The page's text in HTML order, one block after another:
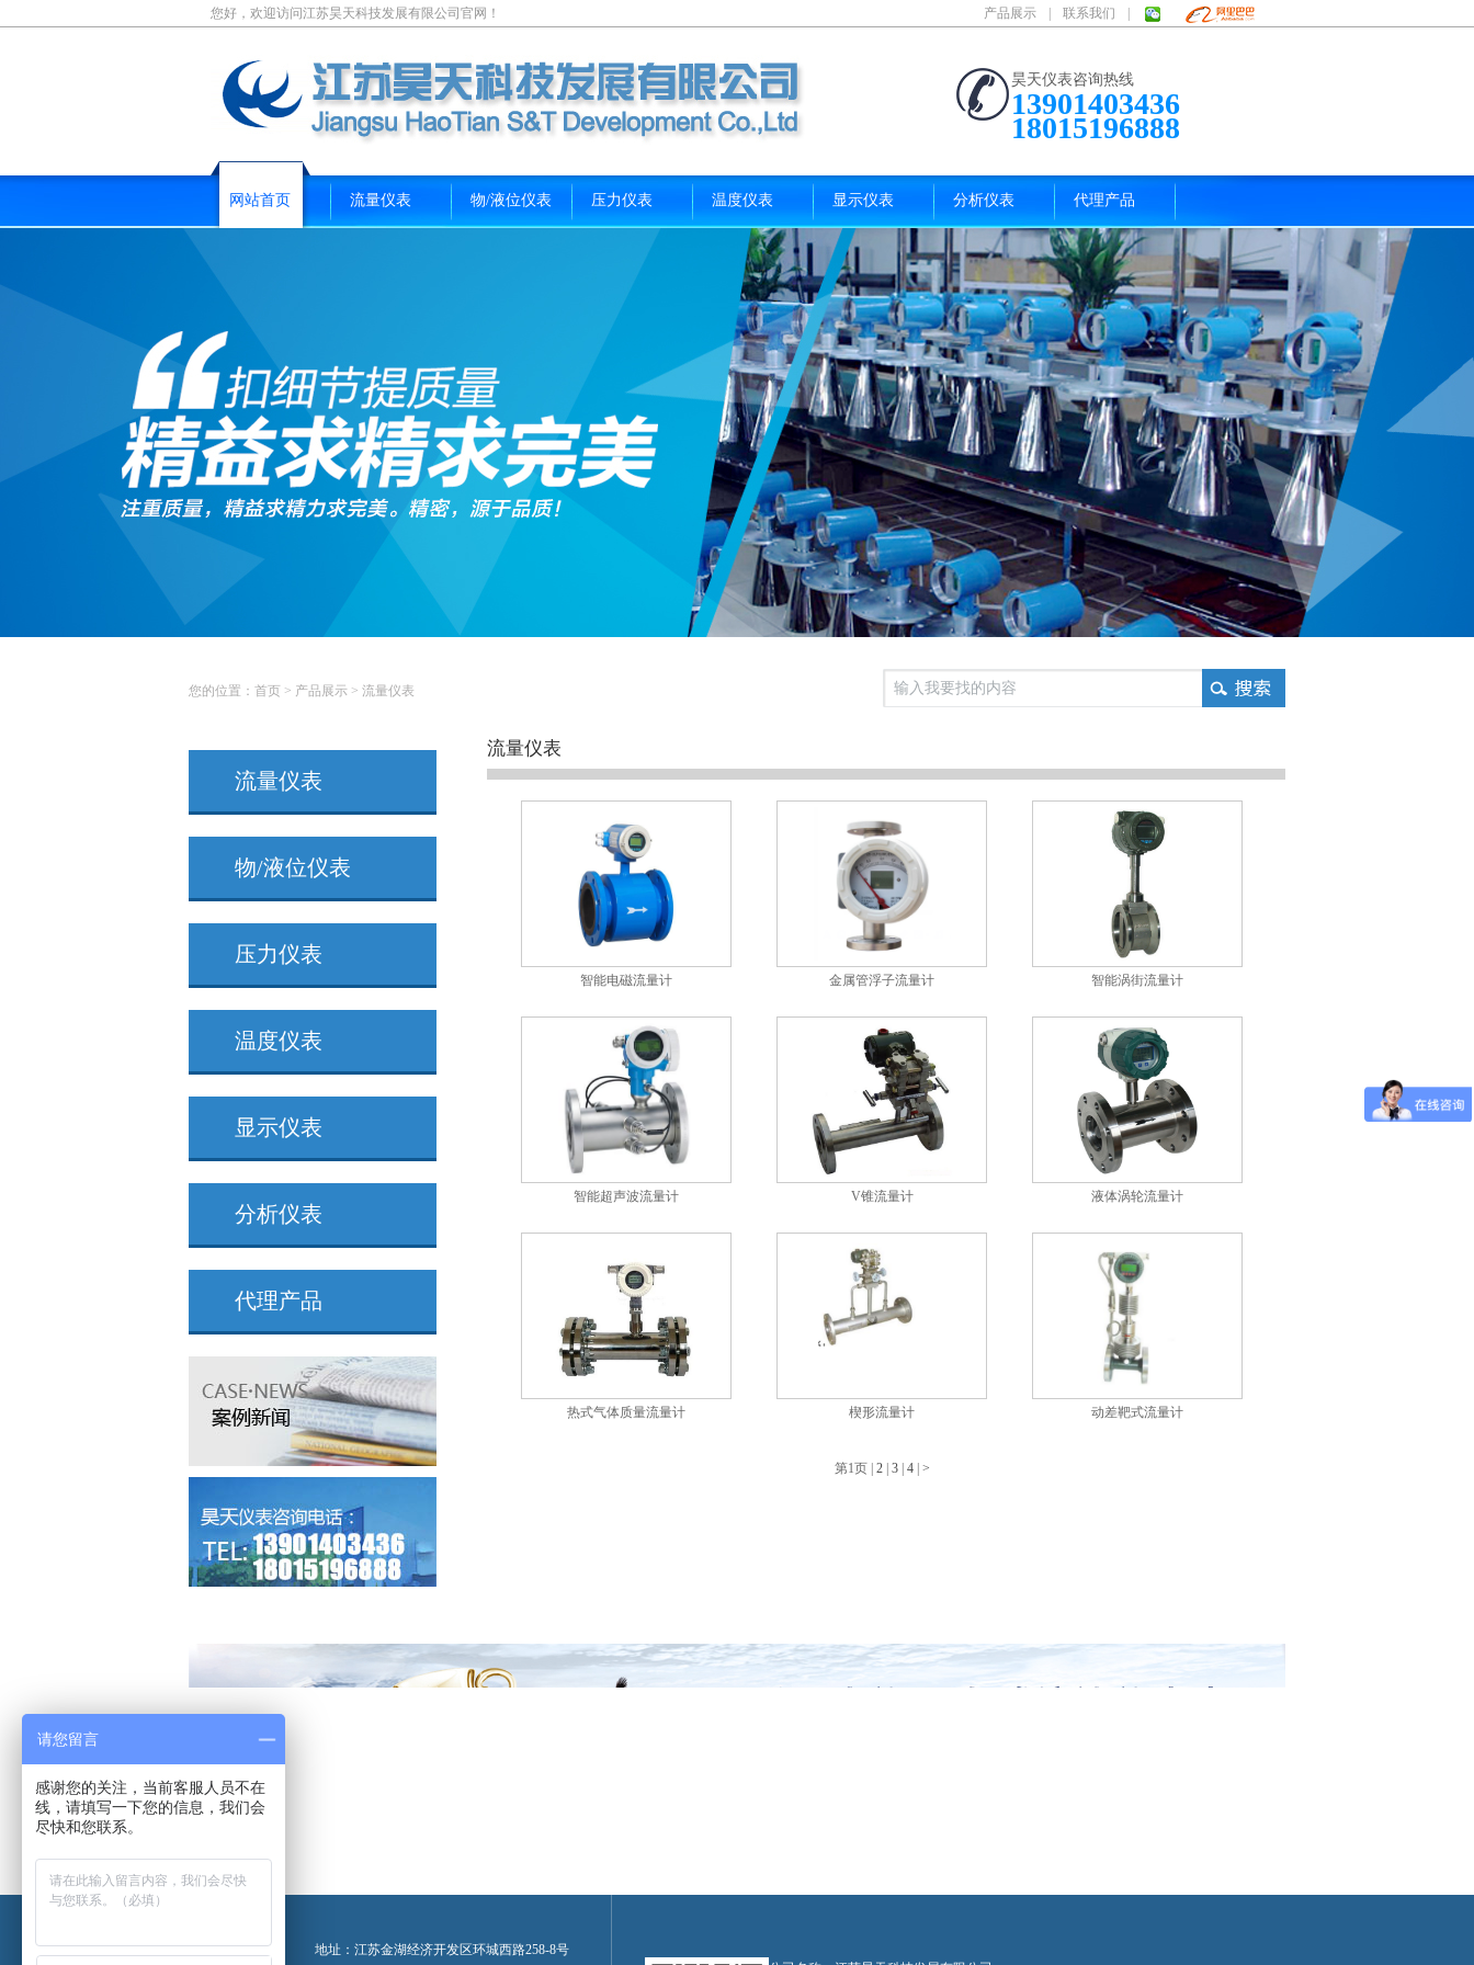
产品展示 联系我们
您好，欢迎访问江苏昊天科技发展有限公司官网！
昊天仪表咨询热线
13901403436
18015196888
网站首页 流量仪表 物/液位仪表 压力仪表 温度仪表 显示仪表 分析仪表 代理产品
您的位置： 首页 > 产品展示 > 流量仪表
流量仪表
物/液位仪表
压力仪表
温度仪表
显示仪表
分析仪表
代理产品
流量仪表
智能电磁流量计 金属管浮子流量计 智能涡街流量计
智能超声波流量计 V锥流量计 液体涡轮流量计
热式气体质量流量计 楔形流量计 动差靶式流量计
第1页| 2 3 4 >
地址：江苏金湖经济开发区环城西路258-8号
请您留言
感谢您的关注，当前客服人员不在
线，请填写一下您的信息，我们会
尽快和您联系。